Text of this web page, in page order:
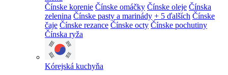
Čínske korenie Čínske omáčky Čínske oleje Čínska
zelenina Čínske pasty a marinády + 5 ďalších Čínske
čaje Čínske rezance Čínske octy Čínske pochutiny
Čínska ryža
Kórejská kuchyňa